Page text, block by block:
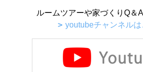
ルームツアーや家づくりQ＆
youtubeチャンネルは